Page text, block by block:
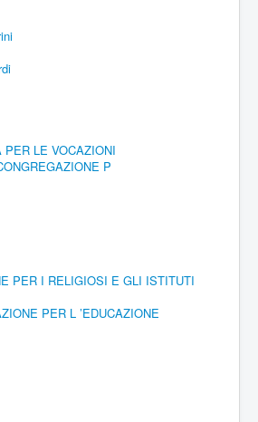
LE VOCAZIONI
P
PER I RELIGIOSI E GLI ISTITUTI
PER L ’EDUCAZIONE